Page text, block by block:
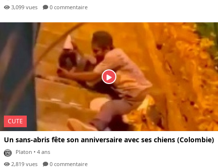
3,099 vues
0 commentaire
CUTE
Un sans-abris fête son anniversaire avec ses chiens (Colombie)
Platon • 4 ans
2,819 vues
0 commentaire